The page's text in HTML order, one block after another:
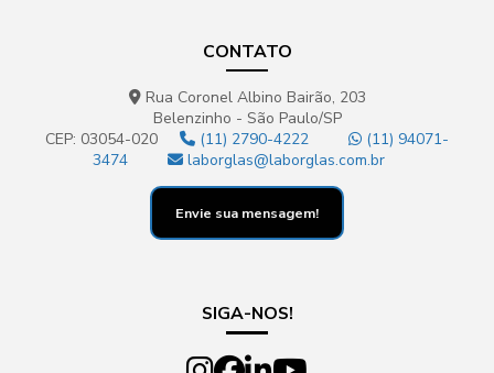
CONTATO
Rua Coronel Albino Bairão, 203
Belenzinho - São Paulo/SP
CEP: 03054-020
(11) 2790-4222
(11) 94071-
3474
laborglas@laborglas.com.br
Envie sua mensagem!
SIGA-NOS!